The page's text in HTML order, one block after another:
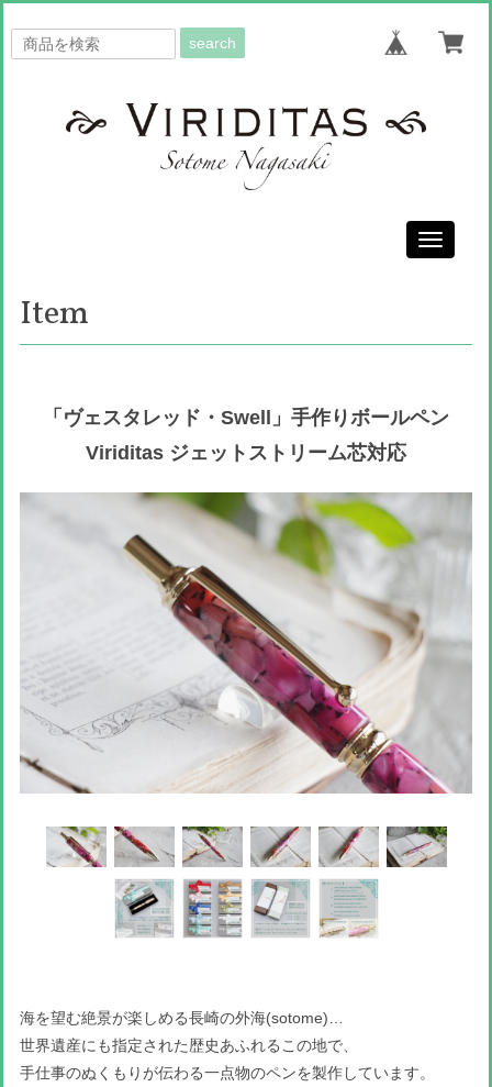
search
Toggle
Item
「ヴェスタレッド・Swell」手作りボールペン
Viriditas ジェットストリーム芯対応
海を望む絶景が楽しめる長崎の外海(sotome)…
世界遺産にも指定された歴史あふれるこの地で、
手仕事のぬくもりが伝わる一点物のペンを製作しています。